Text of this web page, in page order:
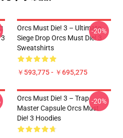
Orcs Must Die! 3 – Ultimate
Siege Drop Orcs Must Die! 3
Sweatshirts
￥593,775 - ￥695,275
-20%
Orcs Must Die! 3 – Trap
Master Capsule Orcs Must
Die! 3 Hoodies
-20%